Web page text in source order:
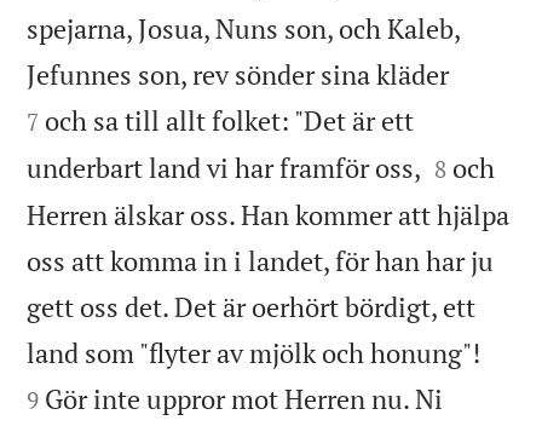
spejarna, Josua, Nuns son, och Kaleb,
Jefunnes son, rev sönder sina kläder
7 och sa till allt folket: "Det är ett
underbart land vi har framför oss, 

8 och
Herren älskar oss. Han kommer att hjälpa
oss att komma in i landet, för han har ju
gett oss det. Det är oerhört bördigt, ett
land som "flyter av mjölk och honung"!
9 Gör inte uppror mot Herren nu. Ni